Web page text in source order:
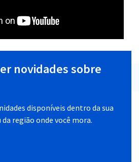
novidades sobre
disponíveis dentro da sua
região onde você mora.